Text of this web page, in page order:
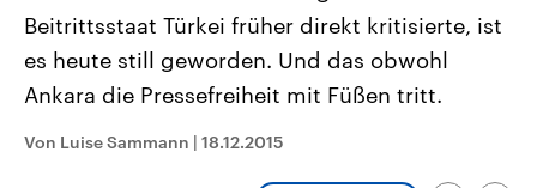
Umfragen, Prognosen,
Wahlprogramme, aktuelle Berichte
und Hintergründe zu den Parteien
und Kandidaten der anstehenden
Wahl.
aktuelle Weltgeschehen.
Sendungen Programm Podcasts
Beitrittsstaat Türkei früher direkt kritisierte, ist
es heute still geworden. Und das obwohl
Ankara die Pressefreiheit mit Füßen tritt.
Von Luise Sammann | 18.12.2015